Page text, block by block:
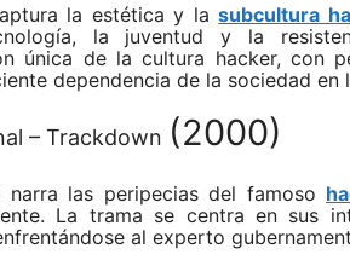
la estética y lasubcultura
la juventud y la
única de la cultura hacker, con
dependencia de la sociedad en
– Trackdown (2000)
narra las peripecias del famoso
La trama se centra en sus
al experto